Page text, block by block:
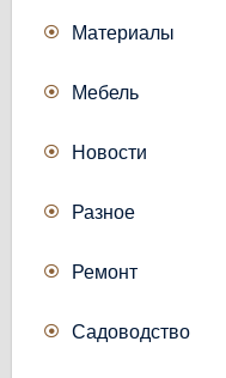
Материалы
Мебель
Новости
Разное
Ремонт
Садоводство